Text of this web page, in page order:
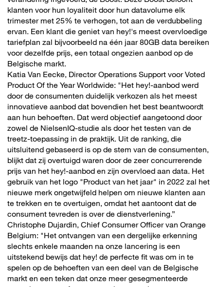
klanten voor hun loyaliteit door hun datavolume elk
trimester met 25% te verhogen, tot aan de verdubbeling
ervan. Een klant die geniet van hey!'s meest overvloedige
tariefplan zal bijvoorbeeld na één jaar 80GB data bereiken
voor dezelfde prijs, een totaal ongezien aanbod op de
Belgische markt.
Katia Van Eecke, Director Operations Support voor Voted
Product Of the Year Worldwide: "Het hey!-aanbod werd
door de consumenten duidelijk verkozen als het meest
innovatieve aanbod dat bovendien het best beantwoordt
aan hun behoeften. Dat werd objectief aangetoond door
zowel de NielsenIQ-studie als door het testen van de
treetz-toepassing in de praktijk. Uit de ranking, die
uitsluitend gebaseerd is op de stem van de consumenten,
blijkt dat zij overtuigd waren door de zeer concurrerende
prijs van het hey!-aanbod en zijn overvloed aan data. Het
gebruik van het logo "Product van het jaar" in 2022 zal het
nieuwe merk ongetwijfeld helpen om nieuwe klanten aan
te trekken en te overtuigen, omdat het aantoont dat de
consument tevreden is over de dienstverlening.”
Christophe Dujardin, Chief Consumer Officer van Orange
Belgium: "Het ontvangen van een dergelijke erkenning
slechts enkele maanden na onze lancering is een
uitstekend bewijs dat hey! de perfecte fit was om in te
spelen op de behoeften van een deel van de Belgische
markt en een teken dat onze meer gesegmenteerde